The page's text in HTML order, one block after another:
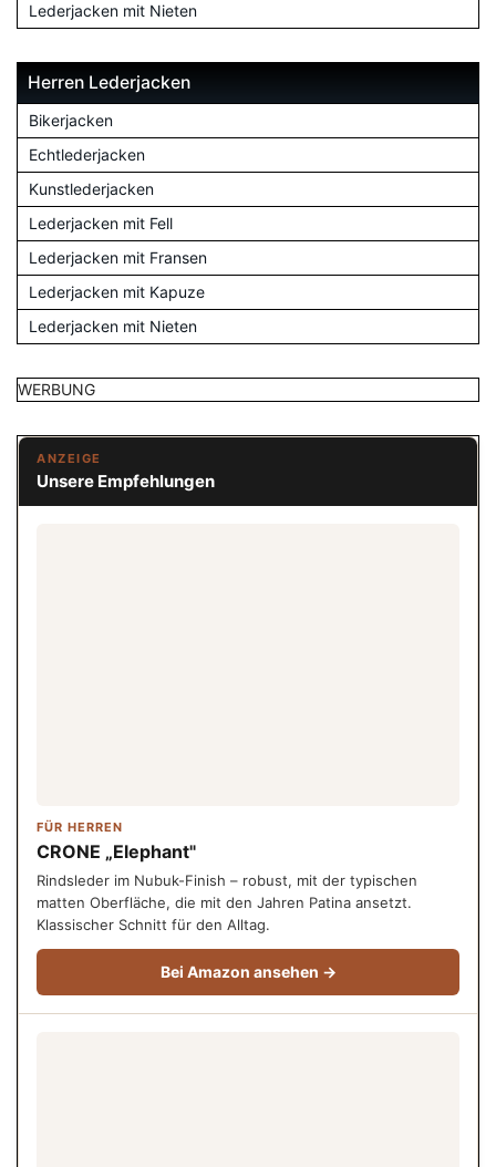
Lederjacken mit Nieten
Herren Lederjacken
Bikerjacken
Echtlederjacken
Kunstlederjacken
Lederjacken mit Fell
Lederjacken mit Fransen
Lederjacken mit Kapuze
Lederjacken mit Nieten
WERBUNG
ANZEIGE
Unsere Empfehlungen
FÜR HERREN
CRONE „Elephant"
Rindsleder im Nubuk-Finish – robust, mit der typischen
matten Oberfläche, die mit den Jahren Patina ansetzt.
Klassischer Schnitt für den Alltag.
Bei Amazon ansehen →